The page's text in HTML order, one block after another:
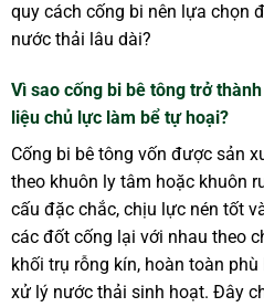
quy cách cống bi nên lựa chọn
nước thải lâu dài?
Vì sao cống bi bê tông trở
liệu chủ lực làm bể tự hoại?
Cống bi bê tông vốn được sản
theo khuôn ly tâm hoặc khuôn
cấu đặc chắc, chịu lực nén tốt
các đốt cống lại với nhau theo
khối trụ rỗng kín, hoàn toàn
xử lý nước thải sinh hoạt. Đây